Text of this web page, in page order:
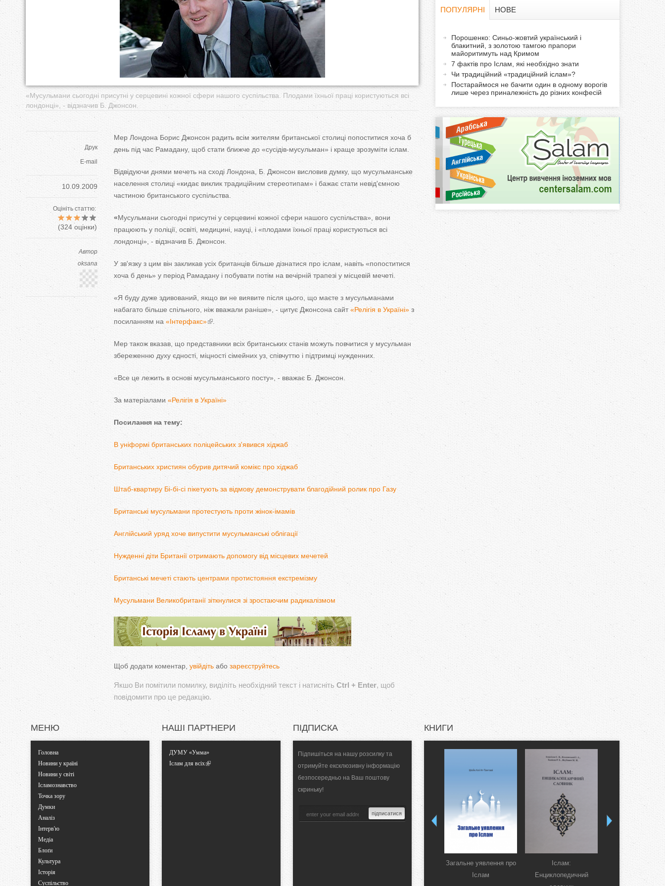
«Мусульмани сьогодні присутні у серцевині кожної сфери нашого суспільства. Плодами їхньої праці користуються всі
лондонці», - відзначив Б. Джонсон.
Друк
E-mail
10.09.2009
Оцініть статтю:
(324 оцінки)
Автор
oksana
Мер Лондона Борис Джонсон радить всім жителям британської столиці попоститися хоча б
день під час Рамадану, щоб стати ближче до «сусідів-мусульман» і краще зрозуміти іслам.
Відвідуючи днями мечеть на сході Лондона, Б. Джонсон висловив думку, що мусульманське
населення столиці «кидає виклик традиційним стереотипам» і бажає стати невід'ємною
частиною британського суспільства.
«Мусульмани сьогодні присутні у серцевині кожної сфери нашого суспільства», вони
працюють у поліції, освіті, медицині, науці, і «плодами їхньої праці користуються всі
лондонці», - відзначив Б. Джонсон.
У зв'язку з цим він закликав усіх британців більше дізнатися про іслам, навіть «попоститися
хоча б день» у період Рамадану і побувати потім на вечірній трапезі у місцевій мечеті.
«Я буду дуже здивований, якщо ви не виявите після цього, що маєте з мусульманами
набагато більше спільного, ніж вважали раніше», - цитує Джонсона сайт«Релігія в Україні» з
посиланням на «Інтерфакс»
Мер також вказав, що представники всіх британських станів можуть повчитися у мусульман
збереженню духу єдності, міцності сімейних уз, співчуттю і підтримці нужденних.
«Все це лежить в основі мусульманського посту», - вважає Б. Джонсон.
За матеріалами «Релігія в Україні»
Посилання на тему:
В уніформі британських поліцейських з'явився хіджаб
Британських християн обурив дитячий комікс про хіджаб
Штаб-квартиру Бі-бі-сі пікетують за відмову демонструвати благодійний ролик про Газу
Британські мусульмани протестують проти жінок-імамів
Англійський уряд хоче випустити мусульманські облігації
Нужденні діти Британії отримають допомогу від місцевих мечетей
Британські мечеті стають центрами протистояння екстремізму
Мусульмани Великобританії зіткнулися зі зростаючим радикалізмом
Щоб додати коментар, увійдіть або зареєструйтесь
Якшо Ви помітили помилку, виділіть необхідний текст і натисніть Ctrl + Enter, щоб
повідомити про це редакцію.
а
ф
о
р
м
o
a
l
T
b
s
ПОПУЛЯРНІ
в
а
НОВЕ
Порошенко: Синьо-жовтий український і
блакитний, з золотою тамгою прапори
майоритимуть над Кримом
7 фактів про Іслам, які необхідно знати
Чи традиційний «традиційний іслам»?
Постараймося не бачити один в одному ворогів
лише через приналежність до різних конфесій
МЕНЮ
Головна
Новини у країні
Новини у світі
Ісламознавство
Точка зору
Думки
Аналіз
Інтерв'ю
Медіа
Блоґи
Культура
Історія
Суспільство
НАШІ ПАРТНЕРИ
ДУМУ «Умма»
Іслам для всіх
ПІДПИСКА
Підпишіться на нашу розсилку та
отримуйте ексклюзивну інформацію
безпосередньо на Ваш поштову
скриньку!
КНИГИ
Загальне уявлення про
Іслам
Іслам:
Енциклопедичний
Коран.
смислів